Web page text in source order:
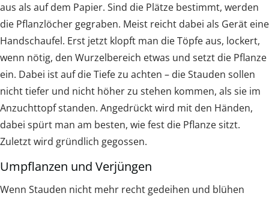
aus als auf dem Papier. Sind die Plätze bestimmt, werden
die Pflanzlöcher gegraben. Meist reicht dabei als Gerät eine
Handschaufel. Erst jetzt klopft man die Töpfe aus, lockert,
wenn nötig, den Wurzelbereich etwas und setzt die Pflanze
ein. Dabei ist auf die Tiefe zu achten – die Stauden sollen
nicht tiefer und nicht höher zu stehen kommen, als sie im
Anzuchttopf standen. Angedrückt wird mit den Händen,
dabei spürt man am besten, wie fest die Pflanze sitzt.
Zuletzt wird gründlich gegossen.
Umpflanzen und Verjüngen
Wenn Stauden nicht mehr recht gedeihen und blühen